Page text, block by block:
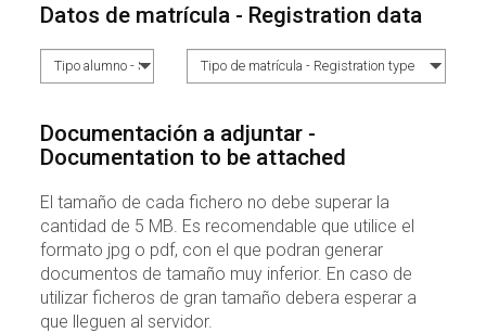
Datos de matrícula - Registration data
Documentación a adjuntar -
Documentation to be attached
El tamaño de cada fichero no debe superar la
cantidad de 5 MB. Es recomendable que utilice el
formato jpg o pdf, con el que podran generar
documentos de tamaño muy inferior. En caso de
utilizar ficheros de gran tamaño debera esperar a
que lleguen al servidor.